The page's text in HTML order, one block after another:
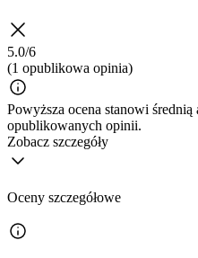
5.0/6
(1 opublikowa opinia)
Powyższa ocena stanowi średnią
opublikowanych opinii.
Zobacz szczegóły
Oceny szczegółowe